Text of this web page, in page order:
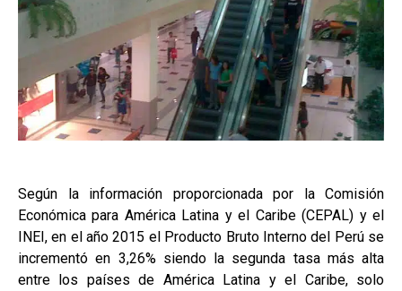
Según la información proporcionada por la Comisión
Económica para América Latina y el Caribe (CEPAL) y el
INEI, en el año 2015 el Producto Bruto Interno del Perú se
incrementó en 3,26% siendo la segunda tasa más alta
entre los países de América Latina y el Caribe, solo